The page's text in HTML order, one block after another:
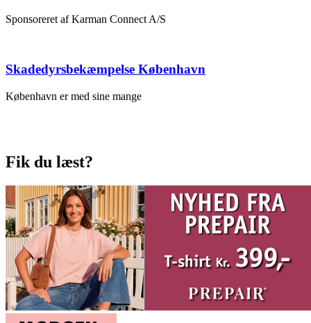
Sponsoreret af Karman Connect A/S
Skadedyrsbekæmpelse København
København er med sine mange
Fik du læst?